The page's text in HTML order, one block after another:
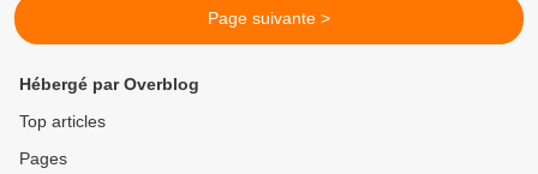
Page suivante >
Hébergé par Overblog
Top articles
Pages